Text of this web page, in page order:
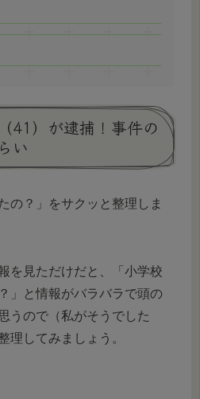
41）が逮捕！事件の
い
の？」をサクッと整理しま
を見ただけだと、「小学校
」と情報がバラバラで頭の
うので（私がそうでした
理してみましょう。